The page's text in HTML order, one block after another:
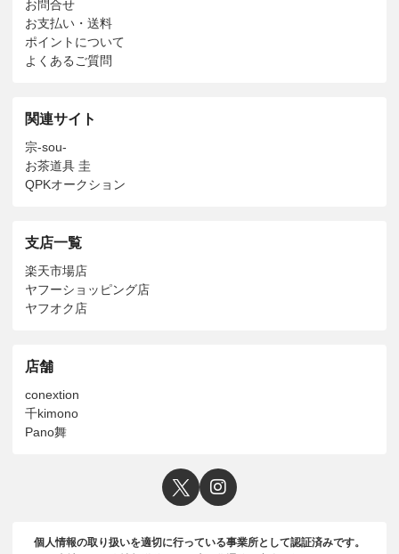
お問合せ
お支払い・送料
ポイントについて
よくあるご質問
関連サイト
宗-sou-
お茶道具 圭
QPKオークション
支店一覧
楽天市場店
ヤフーショッピング店
ヤフオク店
店舗
conextion
千kimono
Pano舞
個人情報の取り扱いを適切に行っている事業所として認証済みです。